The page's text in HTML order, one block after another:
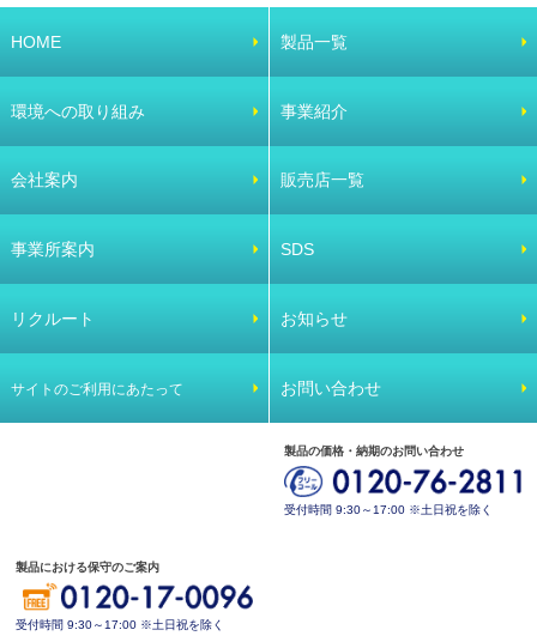
HOME 製品一覧
環境への取り組み 事業紹介
会社案内 販売店一覧
事業所案内 SDS
リクルート お知らせ
サイトのご利用にあたって お問い合わせ
製品の価格・納期のお問い合わせ
受付時間 9:30～17:00 ※土日祝を除く
製品における保守のご案内
受付時間 9:30～17:00 ※土日祝を除く